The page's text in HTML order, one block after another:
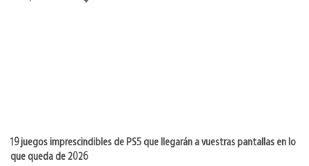
19 juegos imprescindibles de PS5 que llegarán a vuestras pantallas en lo
que queda de 2026